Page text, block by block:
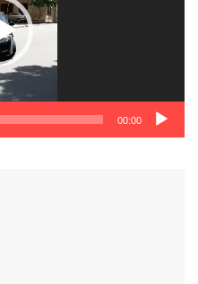
00:00